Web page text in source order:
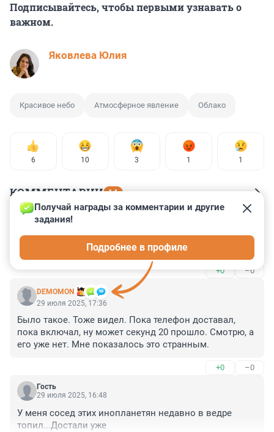
Подписывайтесь, чтобы первыми узнавать о
важном.
Яковлева Юлия
Красивое небо Атмосферное явление Облако
6 10 3 1 1
КОММЕНТАРИИ 14
Гость
Сами вы нло, это Оптимус прайм летит
+0 –0
DEMOMON
Получай награды за комментарии и другие
задания!
Подробнее в профиле
29 июля 2025, 17:36
Было такое. Тоже видел. Пока телефон доставал,
пока включал, ну может секунд 20 прошло. Смотрю, а
его уже нет. Мне показалось это странным.
+0 –0
Гость
29 июля 2025, 16:48
У меня сосед этих инопланетян недавно в ведре
топил...Достали уже